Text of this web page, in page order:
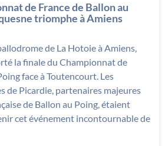
de France de Ballon au
triomphe à Amiens
de La Hotoie à Amiens,
la finale du Championnat de
face à Toutencourt. Les
de Picardie, partenaires majeures
de Ballon au Poing, étaient
cet événement incontournable de